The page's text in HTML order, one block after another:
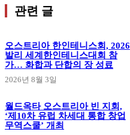
관련 글
오스트리아 한인테니스회, 2026
발리 세계한인테니스대회 참
가… 화합과 단합의 장 성료
2026년 8월 3일
월드옥타 오스트리아 빈 지회,
‘제10차 유럽 차세대 통합 창업
무역스쿨’ 개최